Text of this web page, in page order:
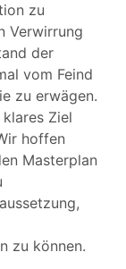
zu
Verwirrung
der
vom Feind
zu erwägen.
Ziel
hoffen
Masterplan
zu können.